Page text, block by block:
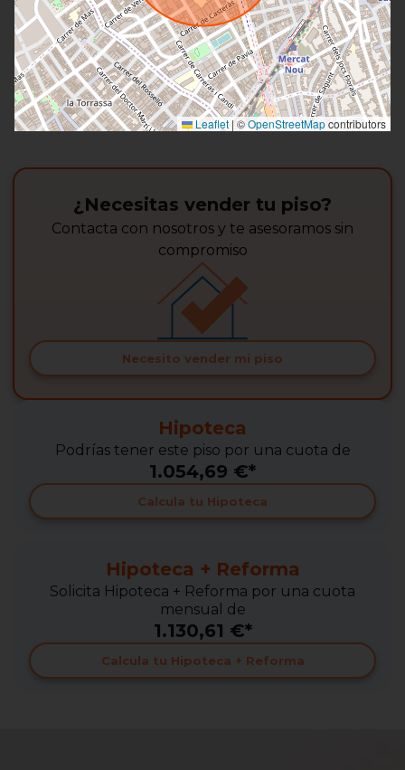
Leaflet|©OpenStreetMapcontributors
¿Necesitas vender tu piso?
Contacta con nosotros y te asesoramos sin
compromiso
Necesito vender mi piso
Hipoteca
Podrías tener este piso por una cuota de
1.054,69 €*
Calcula tu Hipoteca
Hipoteca + Reforma
Solicita Hipoteca + Reforma por una cuota
mensual de
1.130,61 €*
Calcula tu Hipoteca + Reforma